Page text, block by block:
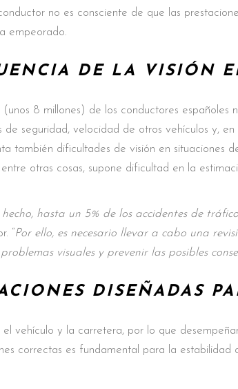
no es consciente de que las
empeorado.
DE LA VISIÓN
8 millones) de los conductores españoles
seguridad, velocidad de otros vehículos y,
también dificultades de visión en situaciones
otras cosas, supone dificultad en la
hasta un 5% de los accidentes de
“Por ello, es necesario llevar a cabo una
visuales y prevenir las posibles
DISEÑADAS
vehículo y la carretera, por lo que
correctas es fundamental para la estabilidad